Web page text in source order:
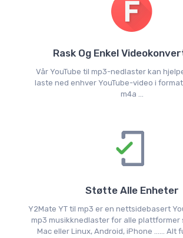
Rask Og Enkel
Vår YouTube til mp3-nedlaster kan
laste ned enhver YouTube-video i
m4a ...
Støtte Alle Enheter
Y2Mate YT til mp3 er en nettsidebasert
mp3 musikknedlaster for alle plattformer
Mac eller Linux, Android, iPhone ...... Alt